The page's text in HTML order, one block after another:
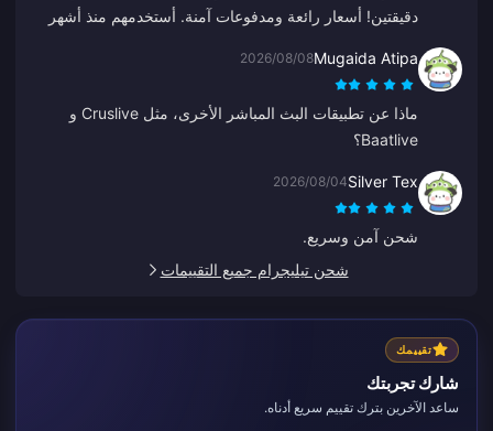
دقيقتين! أسعار رائعة ومدفوعات آمنة. أستخدمهم منذ أشهر
Mugaida Atipa
2026/08/08
ماذا عن تطبيقات البث المباشر الأخرى، مثل Cruslive و
Baatlive؟
Silver Tex
2026/08/04
شحن آمن وسريع.
شحن تيليجرام جميع التقييمات
تقييمك
شارك تجربتك
ساعد الآخرين بترك تقييم سريع أدناه.